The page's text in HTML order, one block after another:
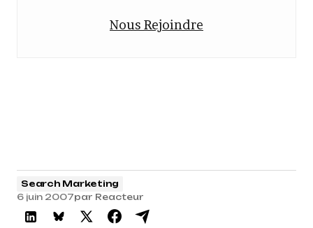
Nous Rejoindre
Search Marketing
6 juin 2007par Reacteur